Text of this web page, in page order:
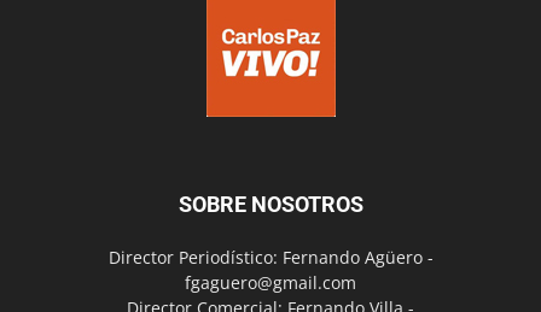
SOBRE NOSOTROS
Director Periodístico: Fernando Agüero -
fgaguero@gmail.com
Director Comercial: Fernando Villa -